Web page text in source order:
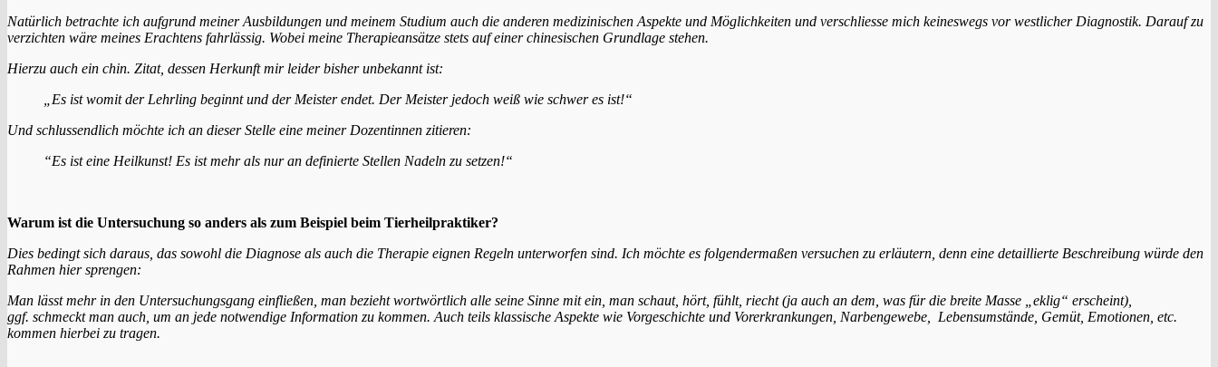
Natürlich betrachte ich aufgrund meiner Ausbildungen und meinem Studium auch die anderen medizinischen Aspekte und Möglichkeiten und verschliesse mich keineswegs vor westlicher Diagnostik. Darauf zu
verzichten wäre meines Erachtens fahrlässig. Wobei meine Therapieansätze stets auf einer chinesischen Grundlage stehen.
Hierzu auch ein chin. Zitat, dessen Herkunft mir leider bisher unbekannt ist:
„Es ist womit der Lehrling beginnt und der Meister endet. Der Meister jedoch weiß wie schwer es ist!“
Und schlussendlich möchte ich an dieser Stelle eine meiner Dozentinnen zitieren:
“Es ist eine Heilkunst! Es ist mehr als nur an definierte Stellen Nadeln zu setzen!“
Warum ist die Untersuchung so anders als zum Beispiel beim Tierheilpraktiker?
Dies bedingt sich daraus, das sowohl die Diagnose als auch die Therapie eignen Regeln unterworfen sind. Ich möchte es folgendermaßen versuchen zu erläutern, denn eine detaillierte Beschreibung würde den
Rahmen hier sprengen:
Man lässt mehr in den Untersuchungsgang einfließen, man bezieht wortwörtlich alle seine Sinne mit ein, man schaut, hört, fühlt, riecht (ja auch an dem, was für die breite Masse „eklig“ erscheint),
ggf. schmeckt man auch, um an jede notwendige Information zu kommen. Auch teils klassische Aspekte wie Vorgeschichte und Vorerkrankungen, Narbengewebe, Lebensumstände, Gemüt, Emotionen, etc.
kommen hierbei zu tragen.